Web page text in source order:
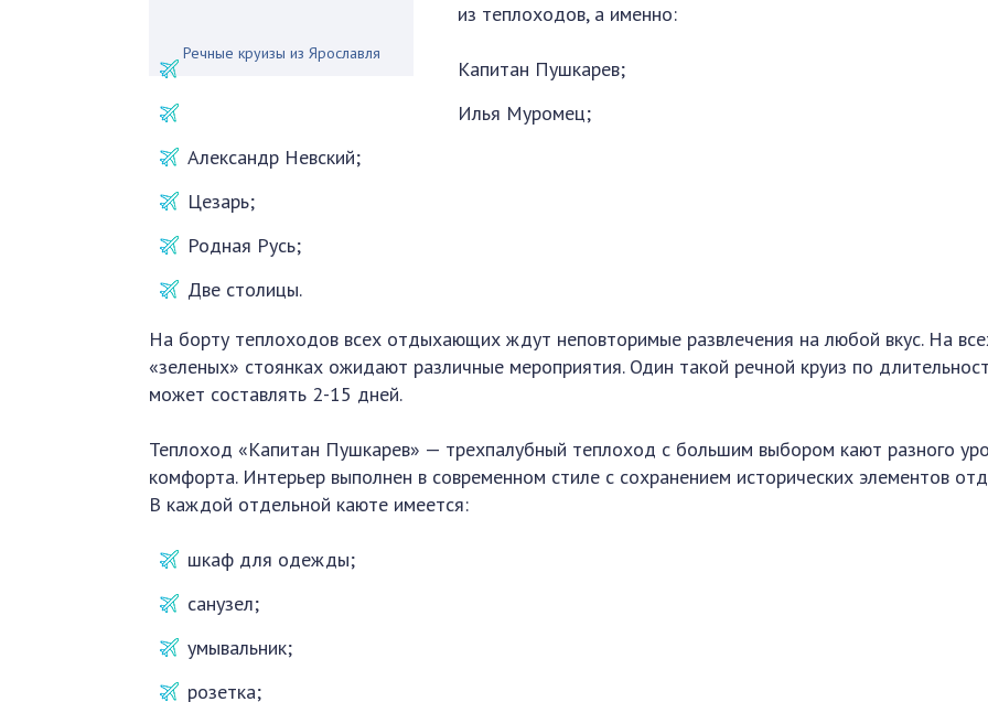
Речные круизы из Ярославля
из теплоходов, а именно:
Капитан Пушкарев;
Илья Муромец;
Александр Невский;
Цезарь;
Родная Русь;
Две столицы.
На борту теплоходов всех отдыхающих ждут неповторимые развлечения на любой вкус. На
«зеленых» стоянках ожидают различные мероприятия. Один такой речной круиз по
может составлять 2-15 дней.
Теплоход «Капитан Пушкарев» — трехпалубный теплоход с большим выбором кают разного
комфорта. Интерьер выполнен в современном стиле с сохранением исторических элементов
В каждой отдельной каюте имеется:
шкаф для одежды;
санузел;
умывальник;
розетка;